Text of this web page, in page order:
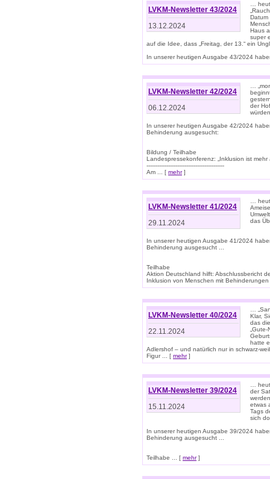
LVKM-Newsletter 43/2024
13.12.2024
…
Datum
Haus
super
auf die Idee, dass „Freitag, der 13.“ ein
In unserer heutigen Ausgabe 43/2024
LVKM-Newsletter 42/2024
06.12.2024
…
der
In unserer heutigen Ausgabe 42/2024
Behinderung ausgesucht:
Bildung / Teilhabe
Landespressekonferenz: „Inklusion ist mehr
-------------------------------------------
Am ... [ mehr]
LVKM-Newsletter 41/2024
29.11.2024
…
das
In unserer heutigen Ausgabe 41/2024
Behinderung ausgesucht ...
Teilhabe
Aktion Deutschland hilft: Abschlussbericht
Inklusion von Menschen mit
LVKM-Newsletter 40/2024
22.11.2024
…
Klar,
das
hatte
Adlershof – und natürlich nur in schwarz-
Figur ... [ mehr]
LVKM-Newsletter 39/2024
15.11.2024
…
der
etwas
Tags
sich
In unserer heutigen Ausgabe 39/2024
Behinderung ausgesucht ...
Teilhabe ... [ mehr]